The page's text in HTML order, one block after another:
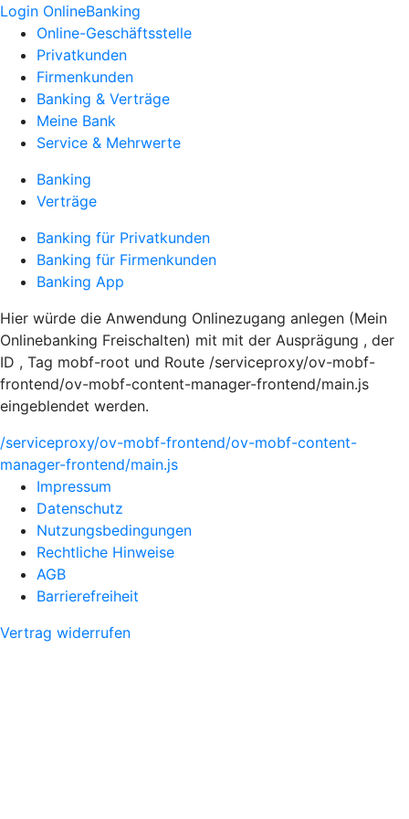
Login OnlineBanking
Online-Geschäftsstelle
Privatkunden
Firmenkunden
Banking & Verträge
Meine Bank
Service & Mehrwerte
Banking
Verträge
Banking für Privatkunden
Banking für Firmenkunden
Banking App
Hier würde die Anwendung Onlinezugang anlegen (Mein
Onlinebanking Freischalten) mit mit der Ausprägung , der
ID , Tag mobf-root und Route /serviceproxy/ov-mobf-
frontend/ov-mobf-content-manager-frontend/main.js
eingeblendet werden.
/serviceproxy/ov-mobf-frontend/ov-mobf-content-
manager-frontend/main.js
Impressum
Datenschutz
Nutzungsbedingungen
Rechtliche Hinweise
AGB
Barrierefreiheit
Vertrag widerrufen